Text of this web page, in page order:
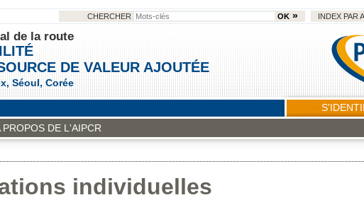
de la route
DE VALEUR AJOUTÉE
Séoul, Corée
CHERCHER OK INDEX PAR
PROPOS DE L'AIPCR
individuelles